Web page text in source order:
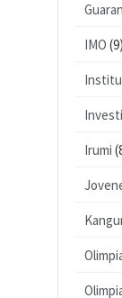
IMO (9)
Irumi